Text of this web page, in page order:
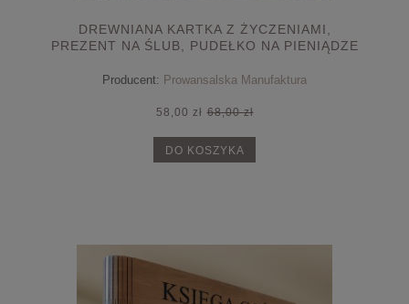
DREWNIANA KARTKA Z ŻYCZENIAMI,
PREZENT NA ŚLUB, PUDEŁKO NA PIENIĄDZE
Producent: Prowansalska Manufaktura
58,00 zł 68,00 zł
DO KOSZYKA